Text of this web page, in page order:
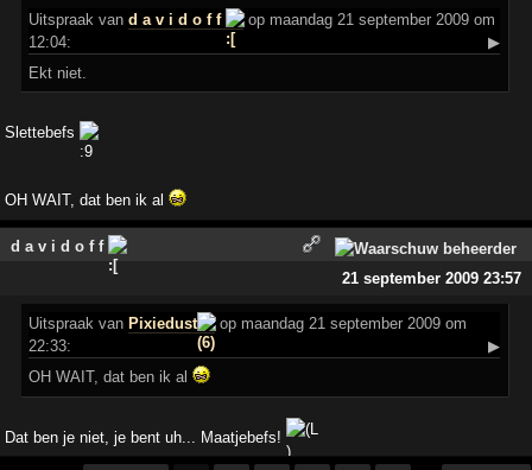
Uitspraak vand a v i d o f f
op maandag 21 september 2009 om
12:04:
▶
Ekt niet.
Slettebefs
OH WAIT, dat ben ik al
d a v i d o f f
21 september 2009 23:57
Uitspraak van Pixiedust
op maandag 21 september 2009 om
22:33:
▶
OH WAIT, dat ben ik al
Dat ben je niet, je bent uh... Maatjebefs!